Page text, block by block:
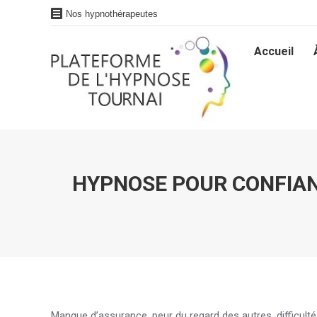
Nos hypnothérapeutes
Accueil
HYPNOSE POUR
Accueil